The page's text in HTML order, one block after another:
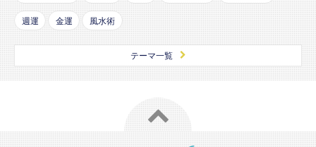
週運 金運 風水術
テーマ一覧